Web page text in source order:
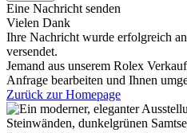
Eine Nachricht senden
Vielen Dank
Ihre Nachricht wurde erfolgreich
versendet.
Jemand aus unserem Rolex
Anfrage bearbeiten und Ihnen
Zurück zur Homepage